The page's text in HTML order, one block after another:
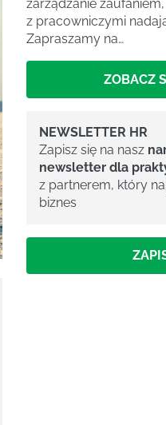
zarządzanie
z pracowniczymi
Zapraszamy na…
ZOBACZ
NEWSLETTER HR
Zapisz się na nasz
newsletter dla
z partnerem, który
biznes